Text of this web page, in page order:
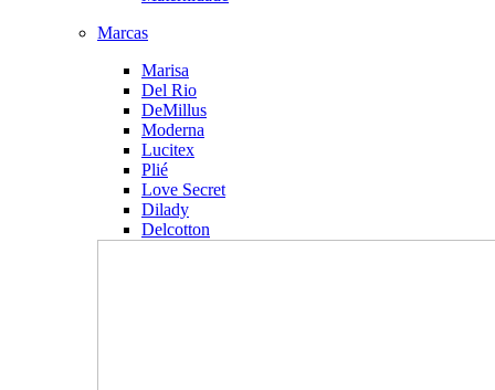
Marcas
Marisa
Del Rio
DeMillus
Moderna
Lucitex
Plié
Love Secret
Dilady
Delcotton